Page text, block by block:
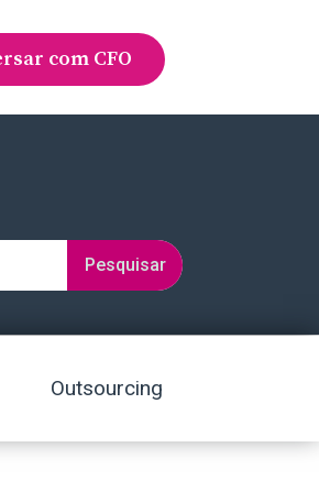
com CFO
Pesquisar
Outsourcing